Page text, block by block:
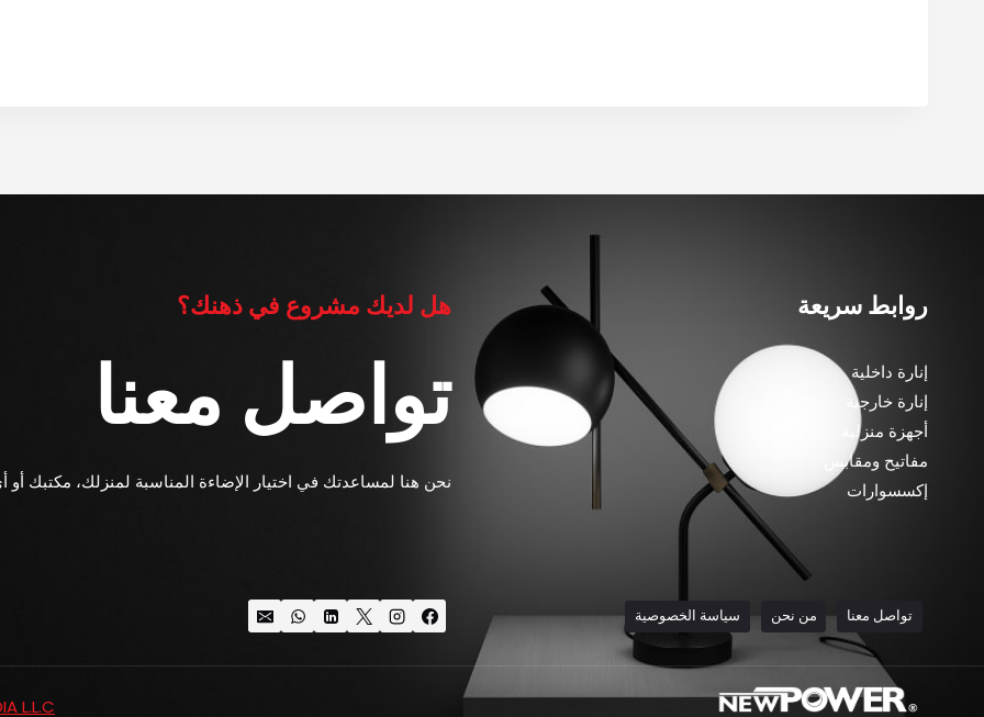
روابط سريعة
إنارة داخلية
إنارة خارجية
أجهزة منزلية
مفاتيح ومقابس
إكسسوارات
هل لديك مشروع في ذهنك؟
تواصل معنا
نحن هنا لمساعدتك في اختيار الإضاءة المناسبة لمنزلك، مكتبك أو
تواصل معنا من نحن سياسة الخصوصية
L.L.C